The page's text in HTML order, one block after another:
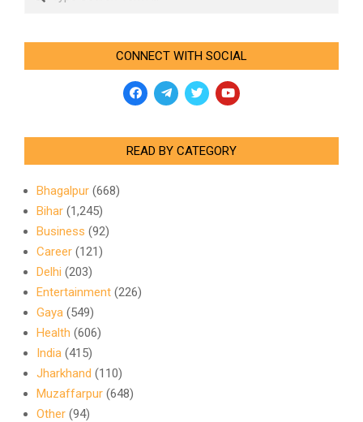
CONNECT WITH SOCIAL
READ BY CATEGORY
Bhagalpur (668)
Bihar (1,245)
Business (92)
Career (121)
Delhi (203)
Entertainment (226)
Gaya (549)
Health (606)
India (415)
Jharkhand (110)
Muzaffarpur (648)
Other (94)